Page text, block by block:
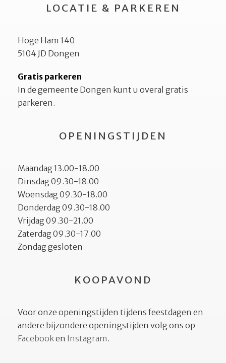
LOCATIE & PARKEREN
Hoge Ham 140
5104 JD Dongen
Gratis parkeren
In de gemeente Dongen kunt u overal gratis
parkeren.
OPENINGSTIJDEN
Maandag 13.00-18.00
Dinsdag 09.30-18.00
Woensdag 09.30-18.00
Donderdag 09.30-18.00
Vrijdag 09.30-21.00
Zaterdag 09.30-17.00
Zondag gesloten
KOOPAVOND
Voor onze openingstijden tijdens feestdagen en
andere bijzondere openingstijden volg ons op
Facebooken Instagram.